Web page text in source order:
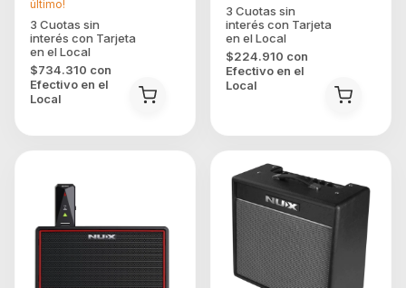
$734.310 con
Efectivo en el
Local
último!
$224.910 con
Efectivo en el
Local